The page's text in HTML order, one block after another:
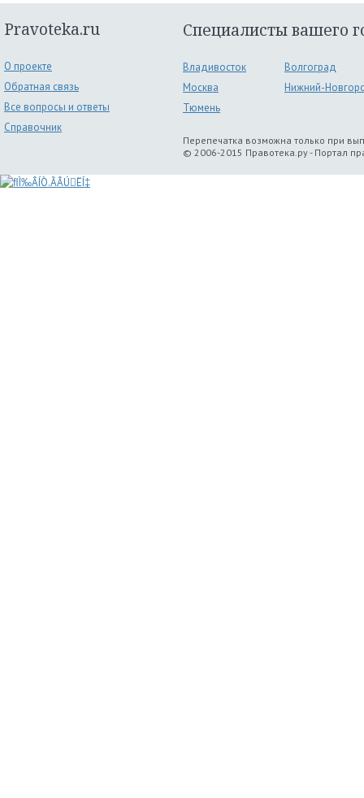
Pravoteka.ru
О проекте
Обратная связь
Все вопросы и ответы
Справочник
Специалисты вашего
Владивосток
Волгоград
Москва
Нижний-
Тюмень
Перепечатка возможна только при
© 2006-2015 Правотека.ру - Портал